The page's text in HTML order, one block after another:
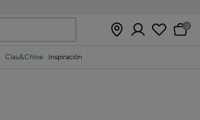
0
Clau&Chloe Inspiración